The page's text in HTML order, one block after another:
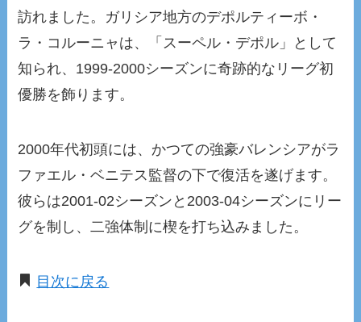
訪れました。ガリシア地方のデポルティーボ・
ラ・コルーニャは、「スーペル・デポル」として
知られ、1999-2000シーズンに奇跡的なリーグ初
優勝を飾ります。
2000年代初頭には、かつての強豪バレンシアがラ
ファエル・ベニテス監督の下で復活を遂げます。
彼らは2001-02シーズンと2003-04シーズンにリー
グを制し、二強体制に楔を打ち込みました。
目次に戻る